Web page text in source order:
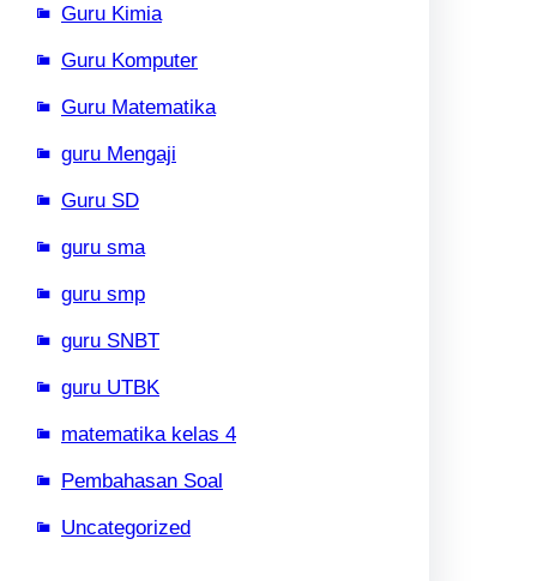
Guru Kimia
Guru Komputer
Guru Matematika
guru Mengaji
Guru SD
guru sma
guru smp
guru SNBT
guru UTBK
matematika kelas 4
Pembahasan Soal
Uncategorized